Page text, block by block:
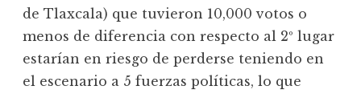
de Tlaxcala) que tuvieron 10,000 votos o
menos de diferencia con respecto al 2º lugar
estarían en riesgo de perderse teniendo en
el escenario a 5 fuerzas políticas, lo que